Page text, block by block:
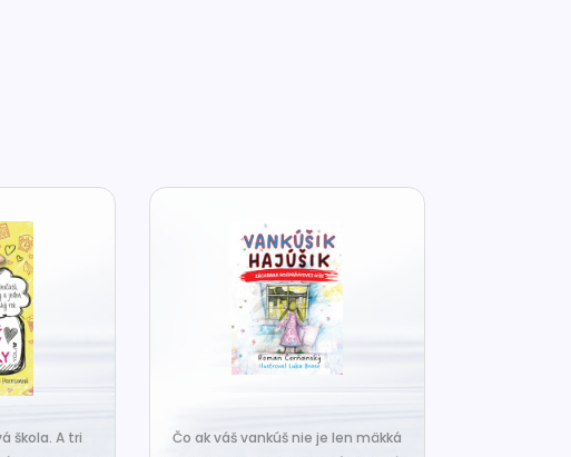
škola. A tri
Čo ak váš vankúš nie je len mäkká